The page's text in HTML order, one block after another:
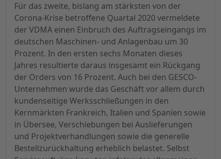
Für das zweite, bislang am stärksten von der
Corona-Krise betroffene Quartal 2020 vermeldete
der VDMA einen Einbruch des Auftragseingangs im
deutschen Maschinen- und Anlagenbau um 30
Prozent. In den ersten sechs Monaten dieses
Jahres resultierte daraus insgesamt ein Rückgang
der Orders von 16 Prozent. Auch bei den GESCO-
Unternehmen wurde das Geschäft vor allem durch
kundenseitige Werksschließungen in den
Kernmärkten Frankreich, Italien und Spanien sowie
in Übersee, Verschiebungen bei Auslieferungen
und Projektverhandlungen sowie die generelle
Bestellzurückhaltung erheblich belastet. Selbst